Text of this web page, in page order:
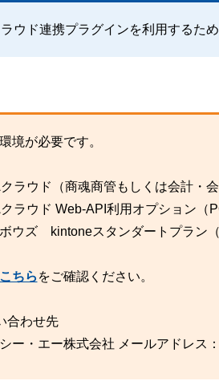
ウド連携プラグインを利用するた
境が必要です。
クラウド（商魂商管もしくは会計・
クラウド Web-API利用オプション
ボウズ kintoneスタンダートプラン
こちら をご確認ください。
合わせ先
ー・エー株式会社 メールアドレス：